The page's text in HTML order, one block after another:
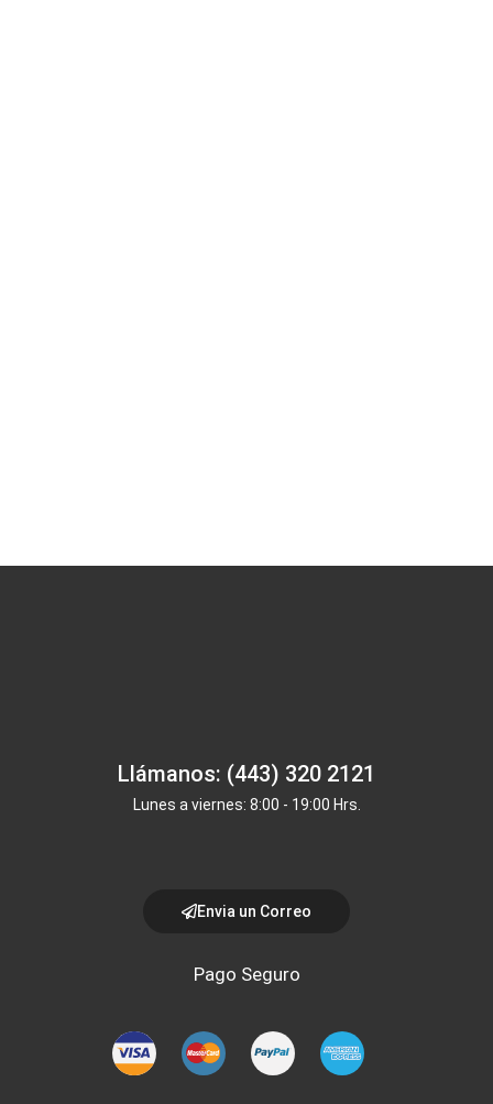
Llámanos: (443) 320 2121
Lunes a viernes: 8:00 - 19:00 Hrs.
Envia un Correo
Pago Seguro